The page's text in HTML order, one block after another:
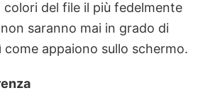
del file il più fedelmente
saranno mai in grado di
come appaiono sullo schermo.